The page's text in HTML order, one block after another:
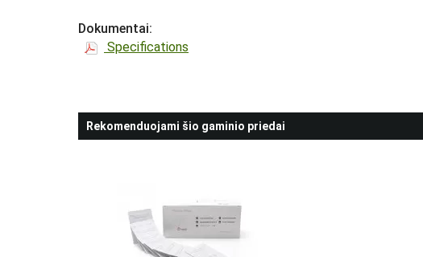
Dokumentai:
Specifications
Rekomenduojami šio gaminio priedai